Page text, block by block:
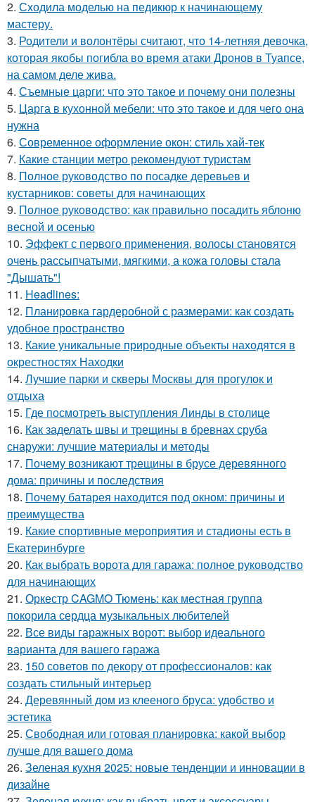
2. Сходила моделью на педикюр к начинающему
мастеру.
3. Родители и волонтёры считают, что 14-летняя девочка,
которая якобы погибла во время атаки Дронов в Туапсе,
на самом деле жива.
4. Съемные царги: что это такое и почему они полезны
5. Царга в кухонной мебели: что это такое и для чего она
нужна
6. Современное оформление окон: стиль хай-тек
7. Какие станции метро рекомендуют туристам
8. Полное руководство по посадке деревьев и
кустарников: советы для начинающих
9. Полное руководство: как правильно посадить яблоню
весной и осенью
10. Эффект с первого применения, волосы становятся
очень рассыпчатыми, мягкими, а кожа головы стала
"Дышать"!
11. Headlines:
12. Планировка гардеробной с размерами: как создать
удобное пространство
13. Какие уникальные природные объекты находятся в
окрестностях Находки
14. Лучшие парки и скверы Москвы для прогулок и
отдыха
15. Где посмотреть выступления Линды в столице
16. Как заделать швы и трещины в бревнах сруба
снаружи: лучшие материалы и методы
17. Почему возникают трещины в брусе деревянного
дома: причины и последствия
18. Почему батарея находится под окном: причины и
преимущества
19. Какие спортивные мероприятия и стадионы есть в
Екатеринбурге
20. Как выбрать ворота для гаража: полное руководство
для начинающих
21. Оркестр CAGMO Тюмень: как местная группа
покорила сердца музыкальных любителей
22. Все виды гаражных ворот: выбор идеального
варианта для вашего гаража
23. 150 советов по декору от профессионалов: как
создать стильный интерьер
24. Деревянный дом из клееного бруса: удобство и
эстетика
25. Свободная или готовая планировка: какой выбор
лучше для вашего дома
26. Зеленая кухня 2025: новые тенденции и инновации в
дизайне